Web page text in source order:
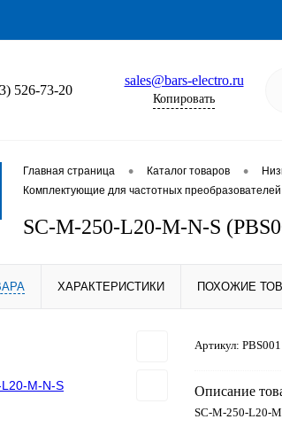
526-73-20
sales@bars-electro.ru
Копировать
Главная страница • Каталог товаров •
Комплектующие для частотных преобразователей
SC-M-250-L20-M-N-S
ХАРАКТЕРИСТИКИ ПОХОЖИЕ
Артикул:
Описание
SC-M-250-L20-